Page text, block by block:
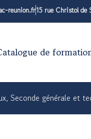
reunion.fr15 rue Christol de
de
, Seconde générale et